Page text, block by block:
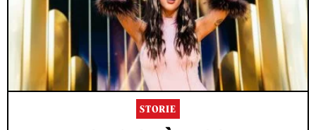
STORIE